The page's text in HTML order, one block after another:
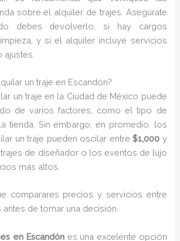
sobre el alquiler de trajes. Asegúrate
debes devolverlo, si hay cargos
y si el alquiler incluye servicios
un traje en Escandón?
un traje en la Ciudad de México puede
de varios factores, como el tipo de
tienda. Sin embargo, en promedio, los
un traje pueden oscilar entre$1,000 y
trajes de diseñador o los eventos de lujo
más altos.
comparares precios y servicios entre
de tomar una decisión.
en Escandónes una excelente opción